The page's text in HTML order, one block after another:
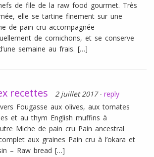
de file de la raw food gourmet. Très
elle se tartine finement sur une
de pain cru accompagnée
de cornichons, et se conserve
semaine au frais. […]
recettes 2 juillet 2017 - reply
Fougasse aux olives, aux tomates
et au thym English muffins à
Miche de pain cru Pain ancestral
aux graines Pain cru à l’okara et
– Raw bread […]